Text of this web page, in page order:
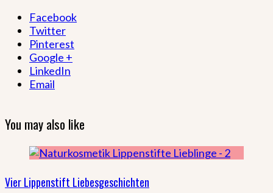
Facebook
Twitter
Pinterest
Google +
LinkedIn
Email
You may also like
Vier Lippenstift Liebesgeschichten